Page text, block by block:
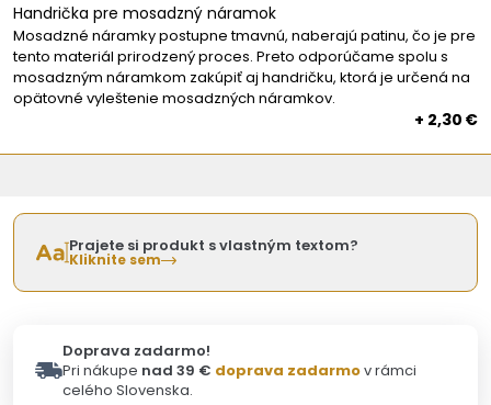
Handrička pre mosadzný náramok
Mosadzné náramky postupne tmavnú, naberajú patinu, čo je pre
tento materiál prirodzený proces. Preto odporúčame spolu s
mosadzným náramkom zakúpiť aj handričku, ktorá je určená na
opätovné vyleštenie mosadzných náramkov.
+ 2,30 €
Prajete si produkt s vlastným textom?
Kliknite sem
Doprava zadarmo!
Pri nákupe nad 39 € doprava zadarmov rámci
celého Slovenska.